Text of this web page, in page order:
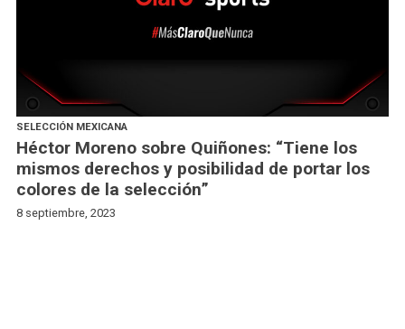
SELECCIÓN MEXICANA
Héctor Moreno sobre Quiñones: “Tiene los
mismos derechos y posibilidad de portar los
colores de la selección”
8 septiembre, 2023